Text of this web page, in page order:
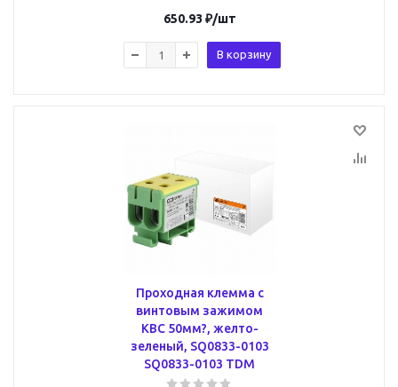
650.93 ₽/шт
В корзину
Проходная клемма с
винтовым зажимом
КВС 50мм?, желто-
зеленый, SQ0833-0103
SQ0833-0103 TDM